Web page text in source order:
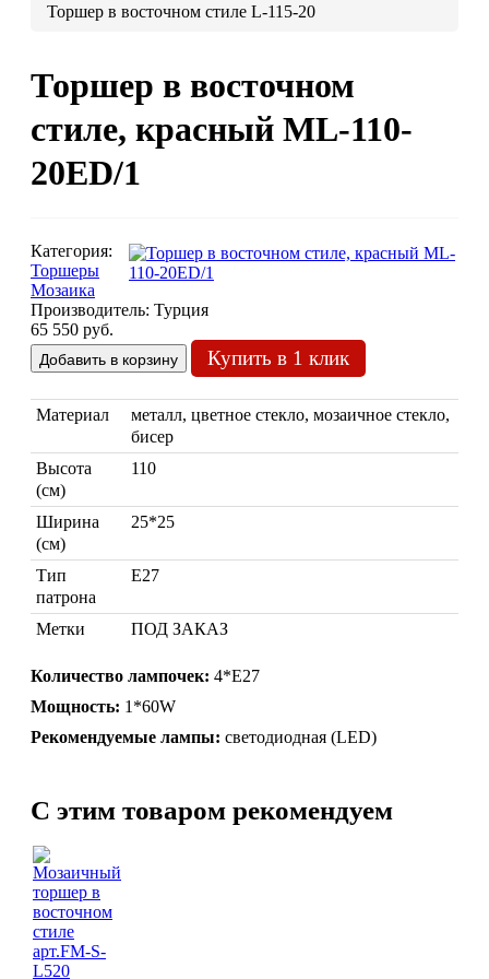
Люстры со стеклом
Марокканские светильники
Бра из мозаики
Бра со стеклом
Настольные лампы
Мозаичные лампы
Лампы со стеклом
Торшер в восточном стиле L-115-20
Торшер в восточном
стиле, красный ML-110-
20ED/1
Категория:
Торшеры
Мозаика
Производитель: Турция
65 550 руб.
Купить в 1 клик
Материал
металл, цветное стекло, мозаичное стекло,
бисер
Высота
(см)
110
Ширина
(см)
25*25
Тип
патрона
Е27
Метки ПОД ЗАКАЗ
Количество лампочек: 4*Е27
Мощность: 1*60W
Рекомендуемые лампы: светодиодная (LED)
C этим товаром рекомендуем